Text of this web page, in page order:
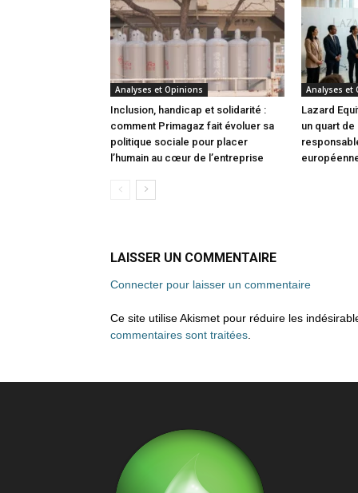
Analyses et Opinions
Inclusion, handicap et solidarité :
comment Primagaz fait évoluer sa
politique sociale pour placer
l’humain au cœur de l’entreprise
Analyses et
Lazard
un quart
LAISSER UN COMMENTAIRE
Connecter pour laisser un commentaire
Ce site utilise Akismet pour réduire les
commentaires sont traitées